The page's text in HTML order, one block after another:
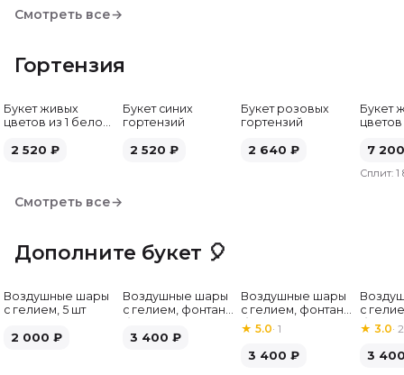
Смотреть все→
Гортензия
Букет живых
цветов из 1 белой
2 520 ₽
Букет синих
гортензий
2 520 ₽
Букет розовых
гортензий
2 640 ₽
Букет
7 200
Сплит: 1
Смотреть все→
Дополните букет 🎈
Воздушные шары
с гелием, 5 шт
2 000 ₽
Воздушные шары
с гелием, фонтан,
шт
3 400 ₽
Воздушные шары
с гелием, фонтан,
бело-розовые, 7
шт
★5.0·1
3 400 ₽
с
бело-
★ 3.0· 2
3